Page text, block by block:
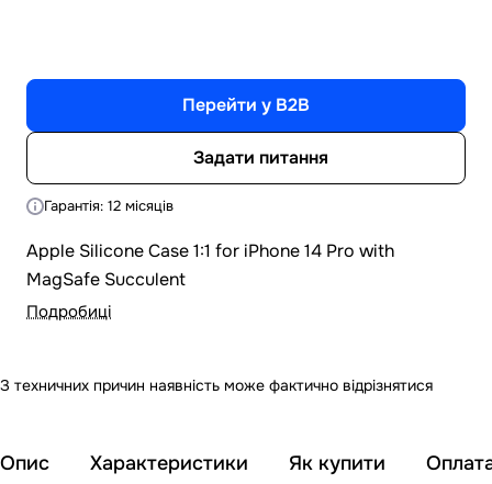
Перейти у B2B
Задати питання
Гарантія: 12 місяців
Apple Silicone Case 1:1 for iPhone 14 Pro with
MagSafe Succulent
Подробиці
З техничних причин наявність може фактично відрізнятися
Опис Характеристики Як купити